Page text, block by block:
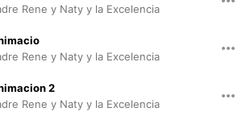
Rene y Naty y la Excelencia
Rene y Naty y la Excelencia
2
Rene y Naty y la Excelencia